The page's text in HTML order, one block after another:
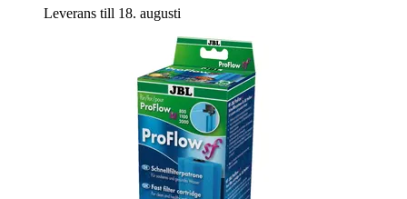
Leverans till 18. augusti